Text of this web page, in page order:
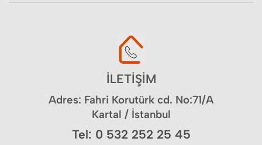
İLETİŞİM
Adres: Fahri Korutürk cd. No:71/A
Kartal / İstanbul
Tel: 0 532 252 25 45